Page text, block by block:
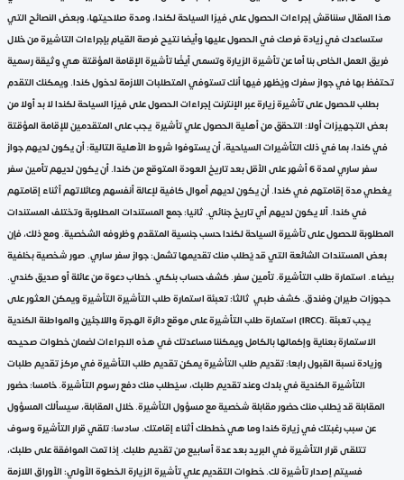
هذا المقال سنناقش إجراءات الحصول على فيزا السياحة لكندا، ومدة صلاحيتها، وبعض النصائح التي
ستساعدك في زيادة فرصك في الحصول عليها وأيضا نتيح فرصة القيام بإجراءات التاشيرة من خلال
فريق العمل الخاص بنا أما عن تأشيرة الزيارة وتسمى أيضًا تأشيرة الإقامة المؤقتة هي وثيقة رسمية
تحتفظ بها في جواز سفرك ويُظهر فيها أنك تستوفي المتطلبات اللازمة لدخول كندا. ويمكنك التقدم
بطلب للحصول على تأشيرة زيارة عبر الإنترنت إجراءات الحصول على فيزا السياحة لكندا لا بد أولا من
بعض التجهيزات أولا: التحقق من أهلية الحصول علي تأشيرة يجب على المتقدمين للإقامة المؤقتة
في كندا، بما في ذلك التأشيرات السياحية، أن يستوفوا شروط الأهلية التالية: أن يكون لديهم جواز
سفر ساري لمدة 6 أشهر على الأقل بعد تاريخ العودة المتوقع من كندا. أن يكون لديهم تأمين سفر
يغطي مدة إقامتهم في كندا. أن يكون لديهم أموال كافية لإعالة أنفسهم وعائلاتهم أثناء إقامتهم
في كندا. ألا يكون لديهم أي تاريخ جنائي. ثانيا: جمع المستندات المطلوبة وتختلف المستندات
المطلوبة للحصول على تأشيرة السياحة لكندا حسب جنسية المتقدم وظروفه الشخصية. ومع ذلك، فإن
بعض المستندات الشائعة التي قد يُطلب منك تقديمها تشمل: جواز سفر ساري. صور شخصية بخلفية
بيضاء. استمارة طلب التأشيرة. تأمين سفر. كشف حساب بنكي. خطاب دعوة من عائلة أو صديق كندي.
حجوزات طيران وفندق. كشف طبي ثالثا: تعبئة استمارة طلب التأشيرة التأشيرة ويمكن العثور على
استمارة طلب التأشيرة على موقع دائرة الهجرة واللاجئين والمواطنة الكندية (IRCC). يجب تعبئة
الاستمارة بعناية وإكمالها بالكامل ويمكننا مساعدتك في هذه الاجراءات لضمان خطوات صحيحه
وزيادة نسبة القبول رابعا: تقديم طلب التأشيرة يمكن تقديم طلب التأشيرة في مركز تقديم طلبات
التأشيرة الكندية في بلدك وعند تقديم طلبك، سيُطلب منك دفع رسوم التأشيرة. خامسا: حضور
المقابلة قد يُطلب منك حضور مقابلة شخصية مع مسؤول التأشيرة. خلال المقابلة، سيسألك المسؤول
عن سبب رغبتك في زيارة كندا وما هي خططك أثناء إقامتك. سادسا: تلقي قرار التأشيرة وسوف
تتلقى قرار التأشيرة في البريد بعد عدة أسابيع من تقديم طلبك. إذا تمت الموافقة على طلبك،
فسيتم إصدار تأشيرة لك. خطوات التقديم علي تأشيرة الزيارة الخطوة الأولي: الأوراق اللازمة